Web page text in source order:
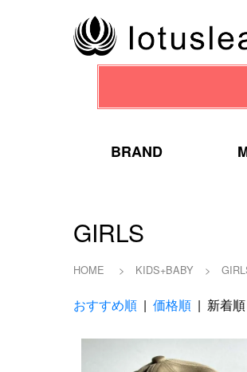
BRAND
GIRLS
HOME > KIDS+BABY >
おすすめ順 | 価格順 | 新着順